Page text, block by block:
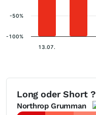
13.07.
-100%
-50%
Long oder Short ?
Northrop Grumman